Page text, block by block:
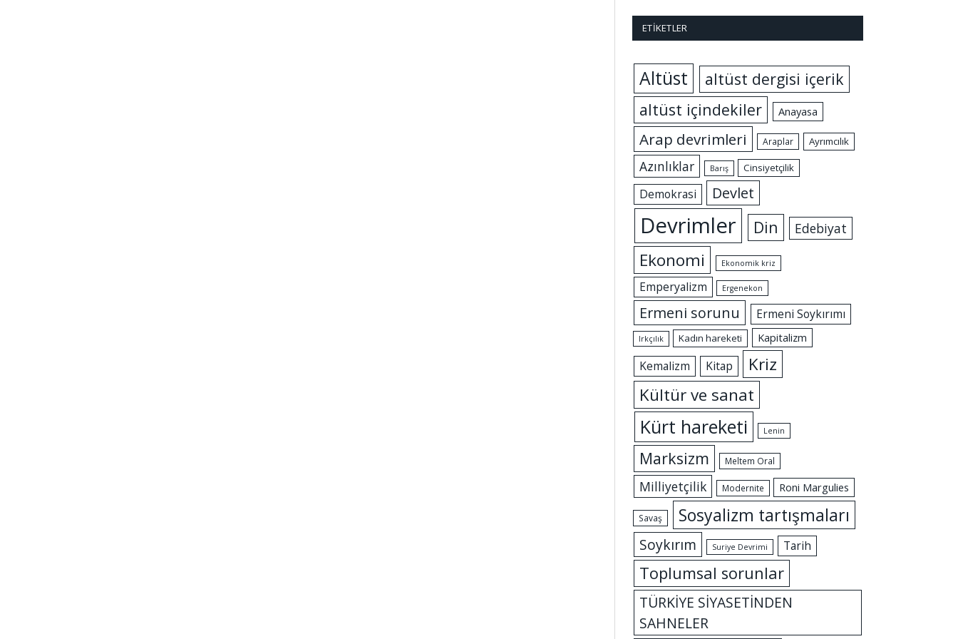
ETIKETLER
Altüst
altüst dergisi içerik
altüst içindekiler
Anayasa
Arap devrimleri Araplar Ayrımcılık
Azınlıklar Barış Cinsiyetçilik
Demokrasi Devlet
Devrimler Din Edebiyat
Ekonomi Ekonomik kriz
Emperyalizm Ergenekon
Ermeni sorunu Ermeni Soykırımı
Irkçılık Kadın hareketi Kapitalizm
Kemalizm Kitap
Kriz
Kültür ve sanat
Kürt hareketi Lenin
Marksizm Meltem Oral
Milliyetçilik Modernite Roni Margulies
Savaş Sosyalizm tartışmaları
Soykırım Suriye Devrimi Tarih
Toplumsal sorunlar
TÜRKİYE SİYASETİNDEN
SAHNELER